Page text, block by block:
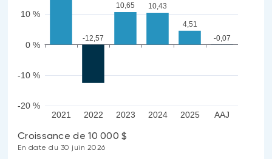
-20 %
-10 %
0 %
10 %
2021 2022 2023 2024 2025 AAJ
-12,57
10,65 10,43
4,51
-0,07
Croissance de 10 000 $
En date du 30 juin 2026